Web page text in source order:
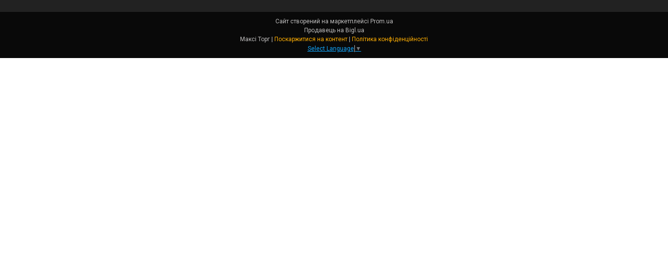
Сайт створений на маркетплейсі Prom.ua
Продавець на Bigl.ua
Поскаржитися на контент
Політика конфіденційності
Select Language ▼